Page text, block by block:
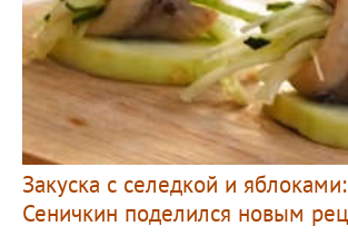
Закуска с селедкой и
Сеничкин поделился новым